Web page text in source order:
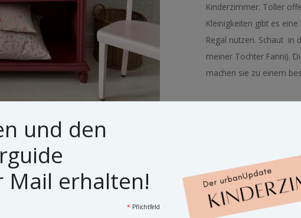
Kinderzimmer. Toller
Kleinigkeiten gibt es
Regal nutzen. Schaut in
meiner Tochter Fanni).
machen sie zu einem
und den
Mail erhalten!
* Pflichtfeld